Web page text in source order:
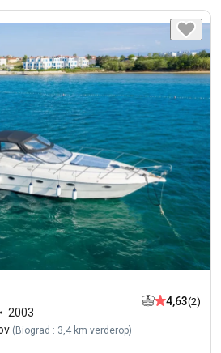
2003
(Biograd : 3,4 km verderop)
4,63(2)